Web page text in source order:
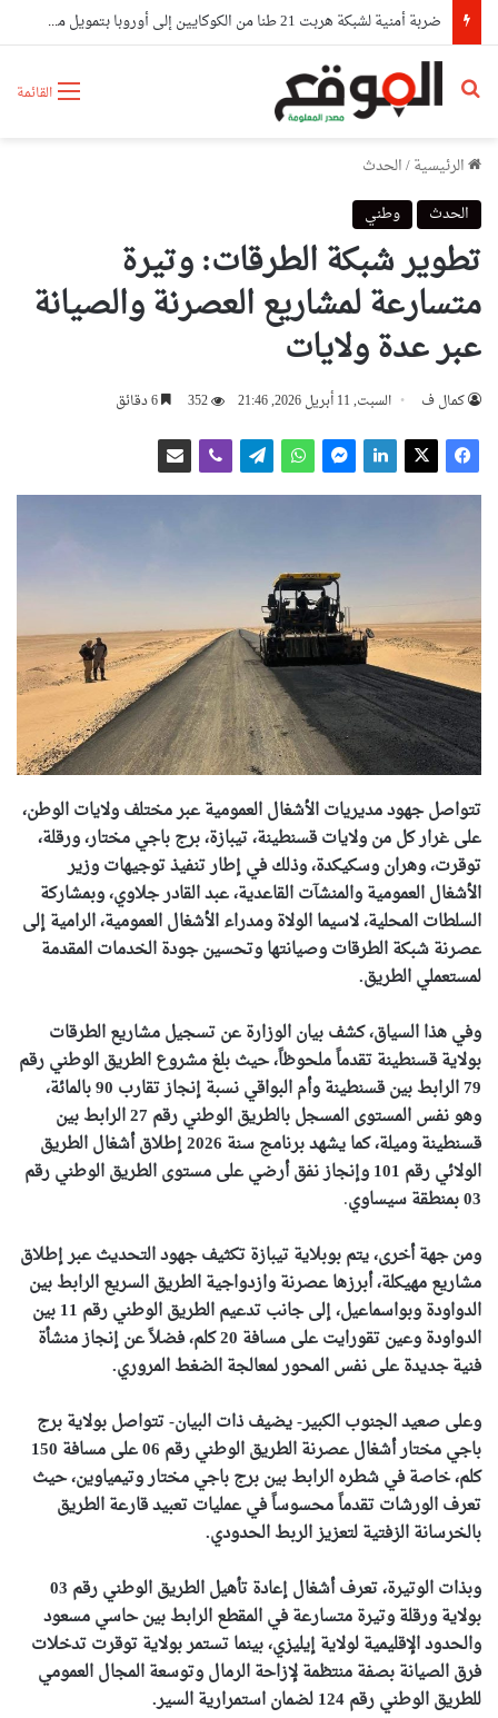
ضربة أمنية لشبكة هربت 21 طنا من الكوكايين إلى أوروبا بتمويل من مستثمرين في الإمارات
القائمة بحث عن
الرئيسية/الحدث
الحدث
وطني
تطوير شبكة الطرقات: وتيرة
متسارعة لمشاريع العصرنة والصيانة
عبر عدة ولايات
كمال ف السبت, 11 أبريل 2026, 21:46 352
تتواصل جهود مديريات الأشغال العمومية عبر مختلف ولايات الوطن،
على غرار كل من ولايات قسنطينة، تيبازة، برج باجي مختار، ورقلة،
توقرت، وهران وسكيكدة، وذلك في إطار تنفيذ توجيهات وزير
الأشغال العمومية والمنشآت القاعدية، عبد القادر جلاوي، وبمشاركة
السلطات المحلية، لاسيما الولاة ومدراء الأشغال العمومية، الرامية إلى
عصرنة شبكة الطرقات وصيانتها وتحسين جودة الخدمات المقدمة
لمستعملي الطريق.
وفي هذا السياق، كشف بيان الوزارة عن تسجيل مشاريع الطرقات
بولاية قسنطينة تقدماً ملحوظاً، حيث بلغ مشروع الطريق الوطني رقم
79 الرابط بين قسنطينة وأم البواقي نسبة إنجاز تقارب 90 بالمائة،
وهو نفس المستوى المسجل بالطريق الوطني رقم 27 الرابط بين
قسنطينة وميلة، كما يشهد برنامج سنة 2026 إطلاق أشغال الطريق
الولائي رقم 101 وإنجاز نفق أرضي على مستوى الطريق الوطني رقم
03 بمنطقة
سيساوي.
ومن جهة أخرى، يتم بوبلاية تيبازة تكثيف جهود التحديث عبر إطلاق
مشاريع مهيكلة، أبرزها عصرنة وازدواجية الطريق السريع الرابط بين
الدواودة وبواسماعيل، إلى جانب تدعيم الطريق الوطني رقم 11 بين
الدواودة وعين تقورايت على مسافة 20 كلم، فضلاً عن إنجاز منشأة
فنية جديدة على نفس المحور لمعالجة الضغط المروري.
وعلى صعيد الجنوب الكبير- يضيف ذات البيان- تتواصل بولاية برج
باجي مختار أشغال عصرنة الطريق الوطني رقم 06 على مسافة 150
كلم، خاصة في شطره الرابط بين برج باجي مختار وتيمياوين، حيث
تعرف الورشات تقدماً محسوساً في عمليات تعبيد قارعة الطريق
بالخرسانة الزفتية لتعزيز الربط الحدودي.
وبذات الوتيرة، تعرف أشغال إعادة تأهيل الطريق الوطني رقم 03
بولاية ورقلة وتيرة متسارعة في المقطع الرابط بين حاسي مسعود
والحدود الإقليمية لولاية إيليزي، بينما تستمر بولاية توقرت تدخلات
فرق الصيانة بصفة منتظمة لإزاحة الرمال وتوسعة المجال العمومي
للطريق الوطني رقم 124 لضمان استمرارية السير.